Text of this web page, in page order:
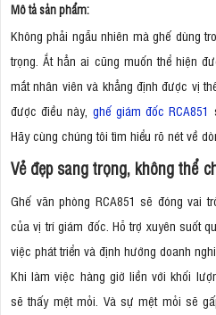
Mô tả sản phẩm:
Không phải ngẫu nhiên mà ghế dùng
trọng. Ắt hẳn ai cũng muốn thể hiện
mắt nhân viên và khẳng định được vị
được điều này, ghế giám đốc RCA851
Hãy cùng chúng tôi tìm hiểu rõ nét về
Vẻ đẹp sang trọng, không thể
Ghế văn phòng RCA851 sẽ đóng vai
của vị trí giám đốc. Hỗ trợ xuyên suốt
việc phát triển và định hướng doanh
Khi làm việc hàng giờ liền với khối
sẽ thấy mệt mỏi. Và sự mệt mỏi sẽ